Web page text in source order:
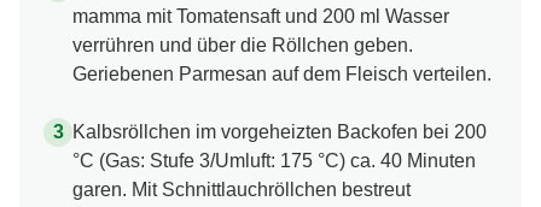
mamma mit Tomatensaft und 200 ml Wasser
verrühren und über die Röllchen geben.
Geriebenen Parmesan auf dem Fleisch verteilen.
Kalbsröllchen im vorgeheizten Backofen bei 200
°C (Gas: Stufe 3/Umluft: 175 °C) ca. 40 Minuten
garen. Mit Schnittlauchröllchen bestreut